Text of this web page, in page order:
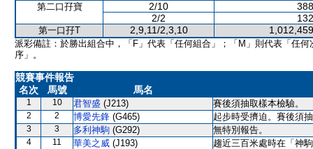
第二口孖寶 2/10
2/2
第一口孖T 2,9,11/2,3,10
派彩備註：於勝出組合中，「F」代表「任何組合」；「M」則代表「任何
序」。
競賽事件報告
名次
馬號 馬名
1 10 君智盛 (J213) 賽後須抽取樣本檢驗。
2 2 博愛先鋒 (G465) 起步時受擠迫。賽後須
3 3 多利神駒 (G292) 無特別報告。
4 11 華美之威 (J193) 趨近三百米處時在「神